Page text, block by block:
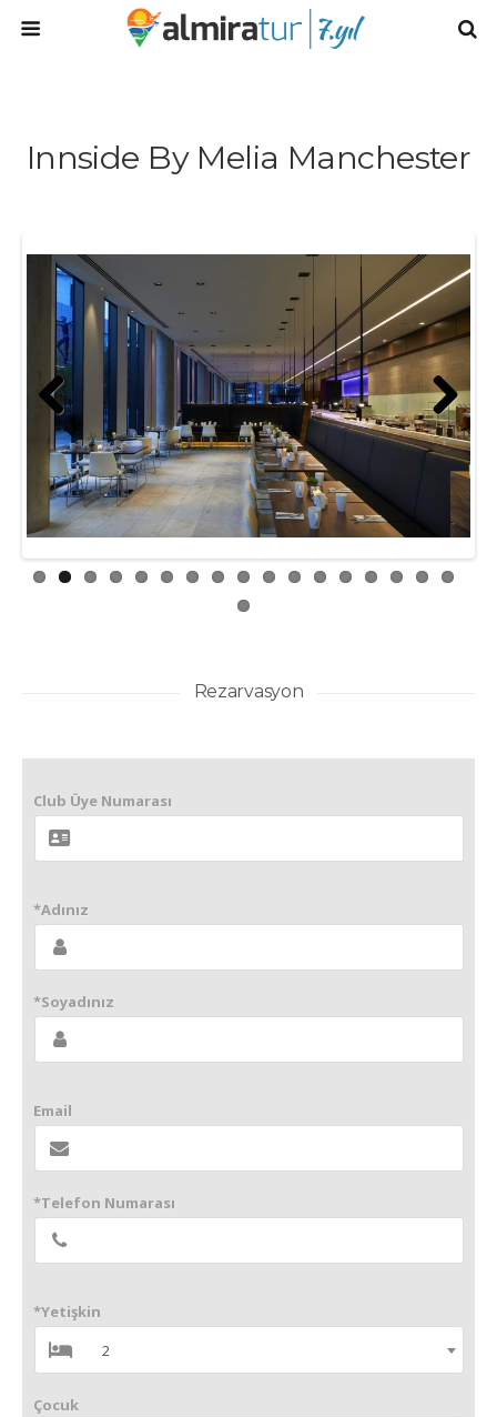
Innside By Melia Manchester
Prev
ious
Next
Rezarvasyon
Club Üye Numarası
*Adınız
*Soyadınız
Email
*Telefon Numarası
*Yetişkin
2
Çocuk